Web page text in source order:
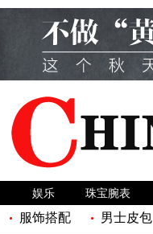
娱乐 珠宝腕表
服饰搭配 男士皮包